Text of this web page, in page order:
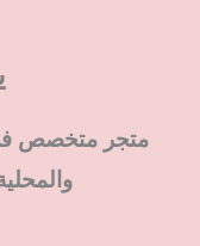
متجر متخصص